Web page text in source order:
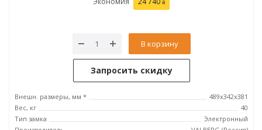
В корзину
Запросить скидку
Внешн. размеры, мм *
489x342x381
Вес, кг
40
Тип замка
Электронный